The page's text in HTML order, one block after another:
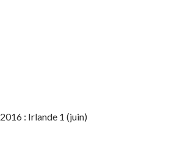
2016 : Irlande 1 (juin)